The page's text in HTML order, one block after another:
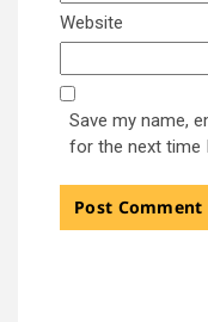
Website
Save my name,
for the next time